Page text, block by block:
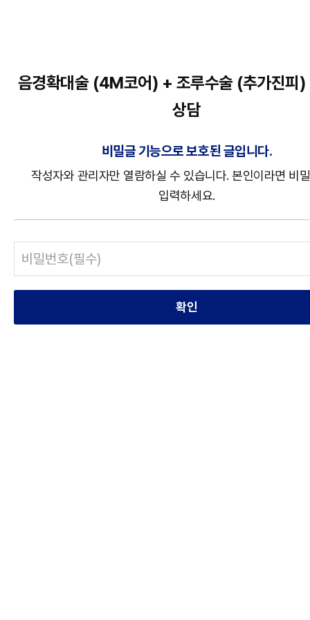
음경확대술 (4M코어) + 조루수술 (추가진피)
상담
비밀글 기능으로 보호된 글입니다.
작성자와 관리자만 열람하실 수 있습니다. 본인이라면 비
입력하세요.